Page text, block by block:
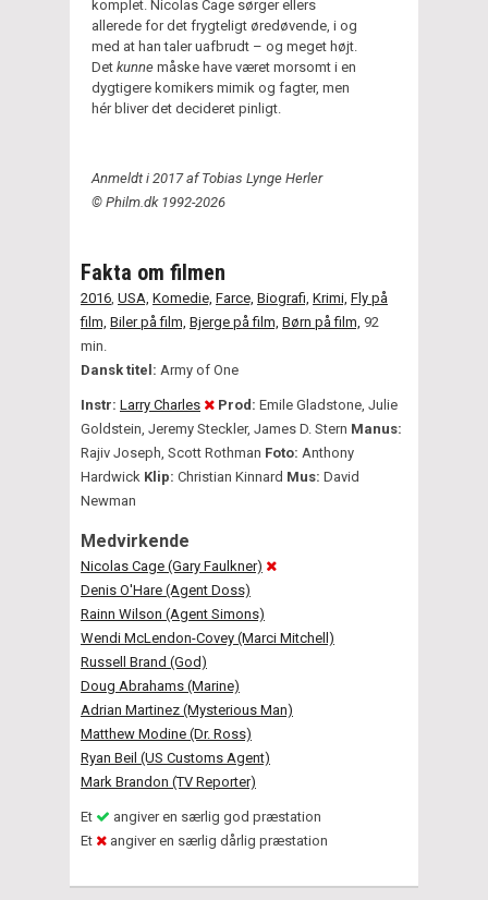
komplet. Nicolas Cage sørger ellers
allerede for det frygteligt øredøvende, i og
med at han taler uafbrudt – og meget højt.
Det kunne måske have været morsomt i en
dygtigere komikers mimik og fagter, men
hér bliver det decideret pinligt.
Anmeldt i 2017 af Tobias Lynge Herler
© Philm.dk 1992-2026
Fakta om filmen
2016 USA, Komedie, Farce, Biografi, Krimi, Fly på
film, Biler på film, Bjerge på film, Børn på film, 92
min.
Dansk titel: Army of One
Instr: Larry Charles Prod: Emile Gladstone, Julie
Goldstein, Jeremy Steckler, James D. Stern Manus:
Rajiv Joseph, Scott Rothman Foto: Anthony
Hardwick Klip: Christian Kinnard Mus: David
Newman
Medvirkende
Nicolas Cage (Gary Faulkner)
Denis O'Hare (Agent Doss)
Rainn Wilson (Agent Simons)
Wendi McLendon-Covey (Marci Mitchell)
Russell Brand (God)
Doug Abrahams (Marine)
Adrian Martinez (Mysterious Man)
Matthew Modine (Dr. Ross)
Ryan Beil (US Customs Agent)
Mark Brandon (TV Reporter)
Et
angiver en særlig god præstation
Et
angiver en særlig dårlig præstation